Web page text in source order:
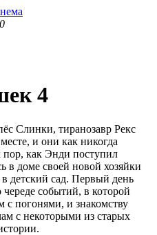
4
Слинки, тиранозавр Рекс
и они как никогда
как Энди поступил
в доме своей новой хозяйки
детский сад. Первый день
событий, в которой
с погонями, и знакомству
с некоторыми из старых